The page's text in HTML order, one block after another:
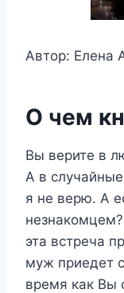
Автор: Елена
О чем
Вы верите в
А в
я не верю. А
эта встреча
муж приедет
время как Вы